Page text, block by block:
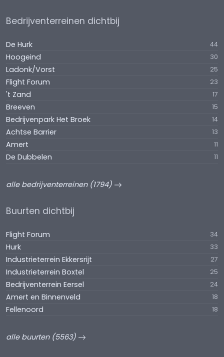
Bedrijventerreinen dichtbij
De Hurk 44
Hoogeind 30
Ladonk/Vorst 25
Flight Forum 23
't Zand 17
Breeven 15
Bedrijvenpark Het Broek 14
Achtse Barrier 13
Amert 11
De Dubbelen 11
alle bedrijventerreinen (1794)
Buurten dichtbij
Flight Forum 34
Hurk 33
Industrieterrein Ekkersrijt 27
Industrieterrein Boxtel 25
Bedrijventerrein Eersel 24
Amert en Binnenveld 18
Fellenoord 18
alle buurten (5563)